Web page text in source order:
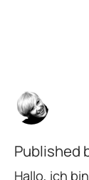
Published
Hallo, ich